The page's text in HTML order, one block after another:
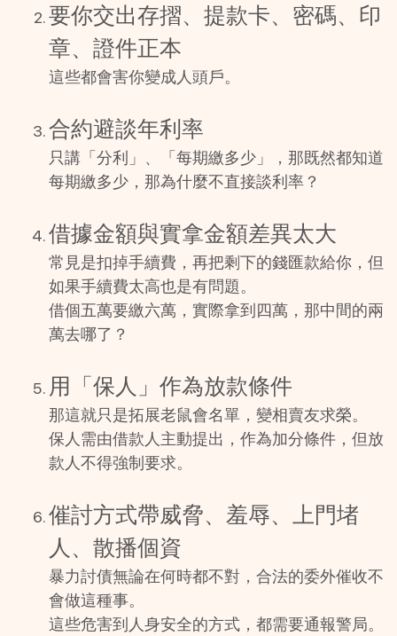
要你交出存摺、提款卡、密碼、印
章、證件正本
這些都會害你變成人頭戶。
合約避談年利率
只講「分利」、「每期繳多少」，那既然都知道
每期繳多少，那為什麼不直接談利率？
借據金額與實拿金額差異太大
常見是扣掉手續費，再把剩下的錢匯款給你，但
如果手續費太高也是有問題。
借個五萬要繳六萬，實際拿到四萬，那中間的兩
萬去哪了？
用「保人」作為放款條件
那這就只是拓展老鼠會名單，變相賣友求榮。
保人需由借款人主動提出，作為加分條件，但放
款人不得強制要求。
催討方式帶威脅、羞辱、上門堵
人、散播個資
暴力討債無論在何時都不對，合法的委外催收不
會做這種事。
這些危害到人身安全的方式，都需要通報警局。